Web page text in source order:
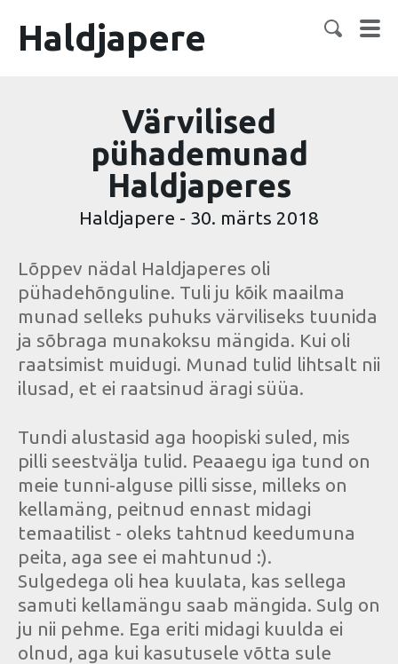
Haldjapere
Värvilised
pühademunad
Haldjaperes
Haldjapere - 30. märts 2018
Lõppev nädal Haldjaperes oli
pühadehõnguline. Tuli ju kõik maailma
munad selleks puhuks värviliseks tuunida
ja sõbraga munakoksu mängida. Kui oli
raatsimist muidugi. Munad tulid lihtsalt nii
ilusad, et ei raatsinud äragi süüa.
Tundi alustasid aga hoopiski suled, mis
pilli seestvälja tulid. Peaaegu iga tund on
meie tunni-alguse pilli sisse, milleks on
kellamäng, peitnud ennast midagi
temaatilist - oleks tahtnud keedumuna
peita, aga see ei mahtunud :).
Sulgedega oli hea kuulata, kas sellega
samuti kellamängu saab mängida. Sulg on
ju nii pehme. Ega eriti midagi kuulda ei
olnud, aga kui kasutusele võtta sule